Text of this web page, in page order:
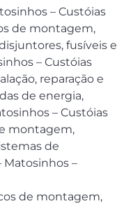
– Custóias
de montagem,
fusíveis e
– Custóias
reparação e
de energia,
– Custóias
montagem,
de
–
de montagem,